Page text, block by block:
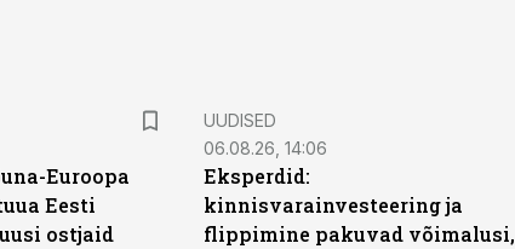
Euroopa
Eesti
ostjaid
UUDISED
06.08.26, 14:06
Eksperdid:
kinnisvarainvesteering ja
flippimine pakuvad võimalusi,